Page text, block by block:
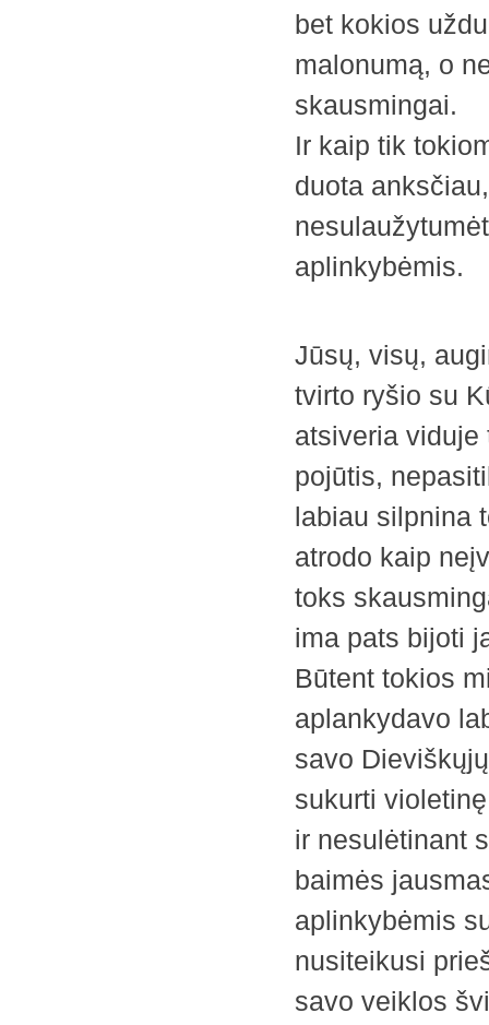
bet kokios
malonumą, o
skausmingai.
Ir kaip tik
duota
aplinkybėmis.
Jūsų, visų,
tvirto ryšio su
atsiveria
pojūtis,
labiau silpnina
atrodo kaip
toks
ima pats bijoti
Būtent tokios
aplankydavo
savo
sukurti
ir nesulėtinant
baimės
aplinkybėmis
nusiteikusi
savo veiklos